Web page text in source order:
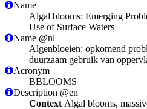
Name
Algal blooms: Emerging
Use of Surface Waters
Name @nl
Algenbloeien: opkomend
duurzaam gebruik van
Acronym
BBLOOMS
Description @en
Context Algal blooms,